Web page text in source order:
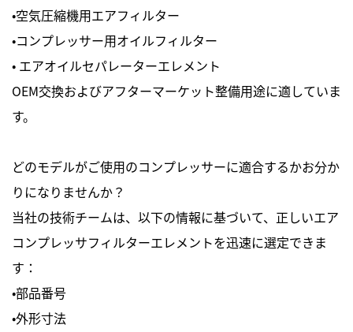
・空気圧縮機用エアフィルター
・コンプレッサー用オイルフィルター
・ エアオイルセパレーターエレメント
OEM交換およびアフターマーケット整備用途に適していま
す。
どのモデルがご使用のコンプレッサーに適合するかお分か
りになりませんか？
当社の技術チームは、以下の情報に基づいて、正しいエア
コンプレッサフィルターエレメントを迅速に選定できま
す：
・部品番号
・外形寸法